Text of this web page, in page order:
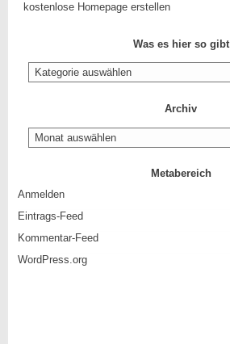
kostenlose Homepage erstellen
Was es hier so gibt
Was
es
gibt
Archiv
Archiv
Metabereich
Anmelden
Eintrags-Feed
Kommentar-Feed
WordPress.org